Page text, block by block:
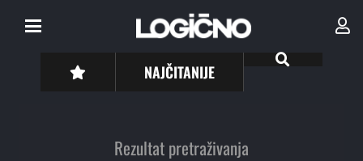
NAJČITANIJE
Rezultat pretraživanja